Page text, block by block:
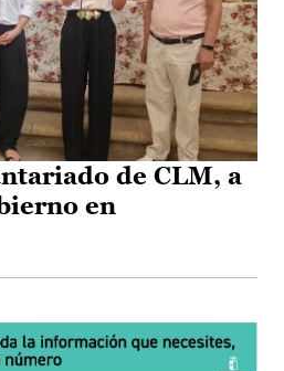
de CLM, a
en